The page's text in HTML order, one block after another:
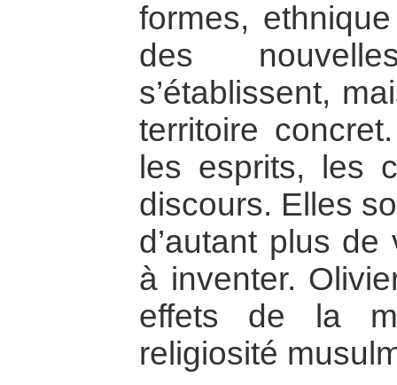
formes,
des
s’établissent,
territoire
les esprits, les
discours. Elles
d’autant plus de
à inventer.
effets de la
religiosité